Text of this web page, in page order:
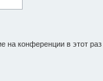
на конференции в этот раз